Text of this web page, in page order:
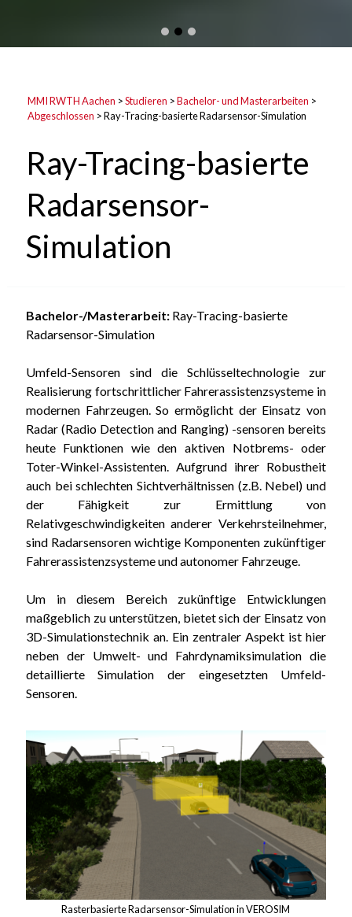
MMI RWTH Aachen >Studieren >Bachelor- und Masterarbeiten >
Abgeschlossen >Ray-Tracing-basierte Radarsensor-Simulation
Ray-Tracing-basierte
Radarsensor-
Simulation
Bachelor-/Masterarbeit:Ray-Tracing-basierte
Radarsensor-Simulation
Umfeld-Sensoren sind die Schlüsseltechnologie zur
Realisierung fortschrittlicher Fahrerassistenzsysteme in
modernen Fahrzeugen. So ermöglicht der Einsatz von
Radar (Radio Detection and Ranging) -sensoren bereits
heute Funktionen wie den aktiven Notbrems- oder
Toter-Winkel-Assistenten. Aufgrund ihrer Robustheit
auch bei schlechten Sichtverhältnissen (z.B. Nebel) und
der Fähigkeit zur Ermittlung von
Relativgeschwindigkeiten anderer Verkehrsteilnehmer,
sind Radarsensoren wichtige Komponenten zukünftiger
Fahrerassistenzsysteme und autonomer Fahrzeuge.
Um in diesem Bereich zukünftige Entwicklungen
maßgeblich zu unterstützen, bietet sich der Einsatz von
3D-Simulationstechnik an. Ein zentraler Aspekt ist hier
neben der Umwelt- und Fahrdynamiksimulation die
detaillierte Simulation der eingesetzten Umfeld-
Sensoren.
Rasterbasierte Radarsensor-Simulation in VEROSIM